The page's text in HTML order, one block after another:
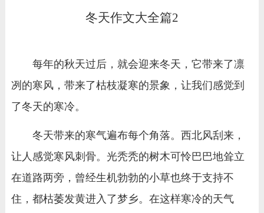
冬天作文大全篇2
每年的秋天过后，就会迎来冬天，它带来了凛
冽的寒风，带来了枯枝凝寒的景象，让我们感觉到
了冬天的寒冷。
冬天带来的寒气遍布每个角落。西北风刮来，
让人感觉寒风刺骨。光秃秃的树木可怜巴巴地耸立
在道路两旁，曾经生机勃勃的小草也终于支持不
住，都枯萎发黄进入了梦乡。在这样寒冷的天气